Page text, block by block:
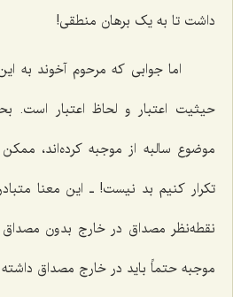
داشت تا به یک برهان منطقی!
اما جوابی که مرحوم آخوند به
حیثیت اعتبار و لحاظ اعتبار است.
موضوع سالبه از موجبه کرده‌اند،
تکرار کنیم بد نیست! ـ این معنا
نقطه‌نظر مصداق در خارج بدون
موجبه حتماً باید در خارج مصداق